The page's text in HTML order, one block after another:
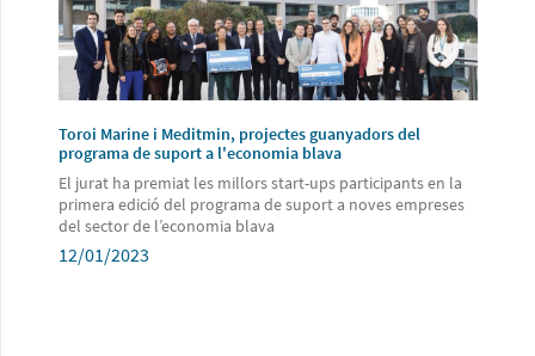
Toroi Marine i Meditmin, projectes guanyadors del
programa de suport a l'economia blava
El jurat ha premiat les millors start-ups participants en la
primera edició del programa de suport a noves empreses
del sector de l’economia blava
12/01/2023